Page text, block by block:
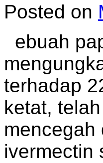
Posted on
ebuah
terhadap
ketat,
mencegah
ivermectin